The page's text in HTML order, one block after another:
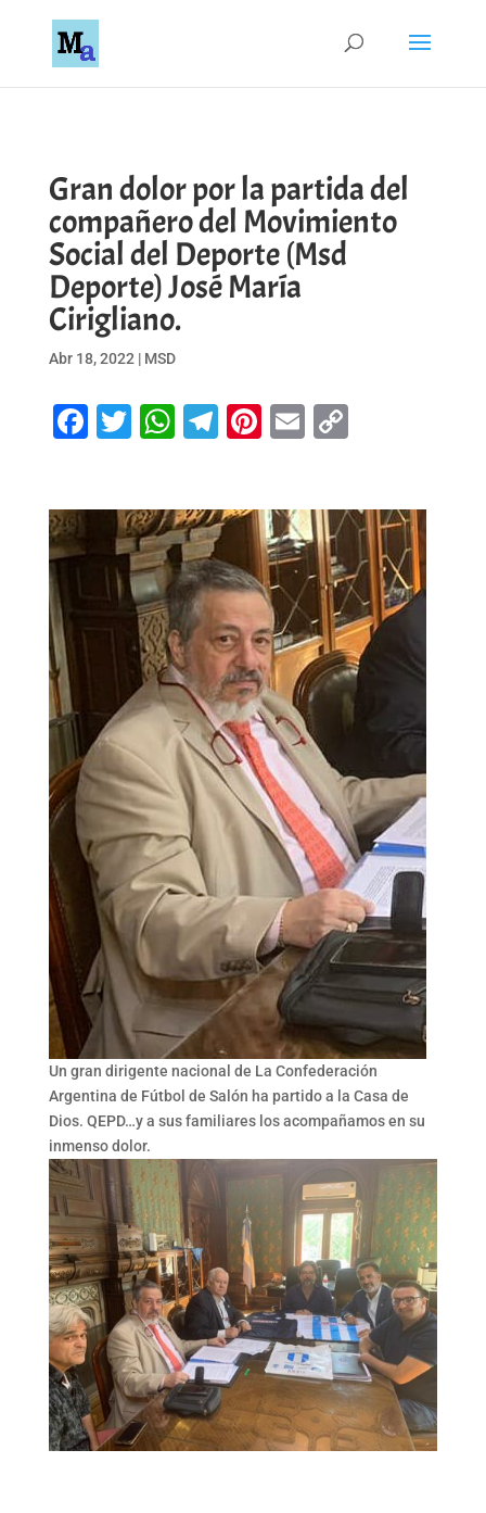
Gran dolor por la partida del
compañero del Movimiento
Social del Deporte (Msd
Deporte) José María
Cirigliano.
Abr 18, 2022 | MSD
Facebook
Twitter
WhatsApp
Telegram
Pinterest
EmailCopy
Un gran dirigente nacional de La Confederación
Argentina de Fútbol de Salón ha partido a la Casa de
Dios. QEPD…y a sus familiares los acompañamos en su
inmenso dolor.